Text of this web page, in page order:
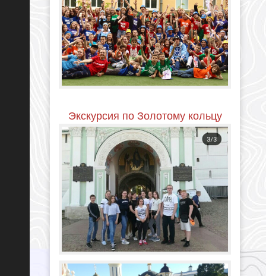
Экскурсия по Золотому кольцу